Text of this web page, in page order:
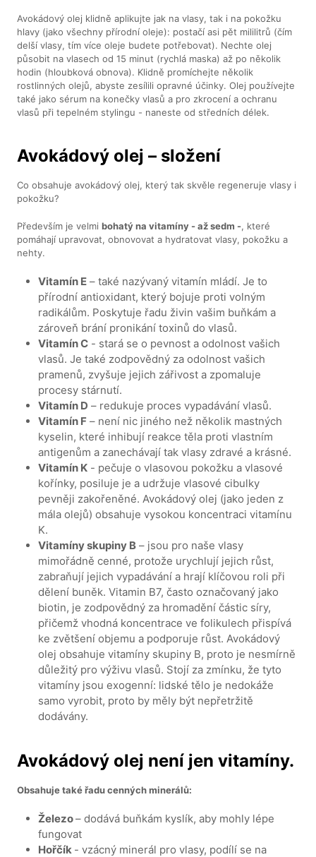
Avokádový olej klidně aplikujte jak na vlasy, tak i na pokožku
hlavy (jako všechny přírodní oleje): postačí asi pět mililitrů (čím
delší vlasy, tím více oleje budete potřebovat). Nechte olej
působit na vlasech od 15 minut (rychlá maska) až po několik
hodin (hloubková obnova). Klidně promíchejte několik
rostlinných olejů, abyste zesílili opravné účinky. Olej používejte
také jako sérum na konečky vlasů a pro zkrocení a ochranu
vlasů při tepelném stylingu - naneste od středních délek.
Avokádový olej – složení
Co obsahuje avokádový olej, který tak skvěle regeneruje vlasy i
pokožku?
Především je velmibohatý na vitamíny - až sedm -, které
pomáhají upravovat, obnovovat a hydratovat vlasy, pokožku a
nehty.
Vitamín E – také nazývaný vitamín mládí. Je to
přírodní antioxidant, který bojuje proti volným
radikálům. Poskytuje řadu živin vašim buňkám a
zároveň brání pronikání toxinů do vlasů.
Vitamín C - stará se o pevnost a odolnost vašich
vlasů. Je také zodpovědný za odolnost vašich
pramenů, zvyšuje jejich zářivost a zpomaluje
procesy stárnutí.
Vitamín D – redukuje proces vypadávání vlasů.
Vitamín F – není nic jiného než několik mastných
kyselin, které inhibují reakce těla proti vlastním
antigenům a zanechávají tak vlasy zdravé a krásné.
Vitamín K - pečuje o vlasovou pokožku a vlasové
kořínky, posiluje je a udržuje vlasové cibulky
pevněji zakořeněné. Avokádový olej (jako jeden z
mála olejů) obsahuje vysokou koncentraci vitamínu
K.
Vitamíny skupiny B – jsou pro naše vlasy
mimořádně cenné, protože urychlují jejich růst,
zabraňují jejich vypadávání a hrají klíčovou roli při
dělení buněk. Vitamin B7, často označovaný jako
biotin, je zodpovědný za hromadění částic síry,
přičemž vhodná koncentrace ve folikulech přispívá
ke zvětšení objemu a podporuje růst. Avokádový
olej obsahuje vitamíny skupiny B, proto je nesmírně
důležitý pro výživu vlasů. Stojí za zmínku, že tyto
vitamíny jsou exogenní: lidské tělo je nedokáže
samo vyrobit, proto by měly být nepřetržitě
dodávány.
Avokádový olej není jen vitamíny.
Obsahuje také řadu cenných minerálů:
Železo– dodává buňkám kyslík, aby mohly lépe
fungovat
Hořčík - vzácný minerál pro vlasy, podílí se na